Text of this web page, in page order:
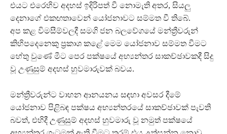
එයට එරෙහිව අදහස් ඉදිරිපත් වී නොමැති අතර, සියලු
දෙනාගේ එකඟතාවෙන් යෝජනාවට සම්මත වී තිබේ.
අප කළ විමසීම්වලදී සමගි ජන බලවේගයේ මන්ත්‍රීවරුන්
කිහිපදෙනෙකු ප්‍රකාශ කළේ මෙම යෝජනාව සම්මත වීමට
හේතු වුණේ මීට පෙර පක්ෂයේ අභ්‍යන්තර සාකච්ඡාවකදී සිදු
වූ උණුසුම් අදහස් හුවමාරුවක් බවය.
මන්ත්‍රීවරුන්ට වාහන ආනයනය සඳහා අවසර දීමේ
යෝජනාව පිළිබඳ පක්ෂය අභ්‍යන්තරයේ සාකච්ඡාවක් පැවති
බවත්, එහිදී උණුසුම් අදහස් හුවමාරු වූ නමුත් පක්ෂයේ